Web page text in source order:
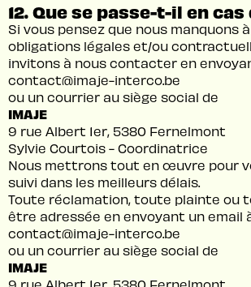
12. Que se passe-t-il en
Si vous pensez que nous manquons
obligations légales et/ou
invitons à nous contacter en
contact@imaje-interco.be
ou un courrier au siège social de
IMAJE
9 rue Albert 1er, 5380 Fernelmont
Sylvie Courtois - Coordinatrice
Nous mettrons tout en œuvre pour
suivi dans les meilleurs délais.
Toute réclamation, toute plainte ou
être adressée en envoyant un email
contact@imaje-interco.be
ou un courrier au siège social de
IMAJE